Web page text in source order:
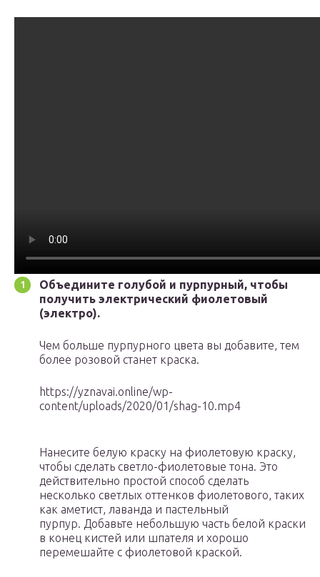
Объедините голубой и пурпурный, чтобы
получить электрический фиолетовый
(электро).
Чем больше пурпурного цвета вы добавите, тем
более розовой станет краска.
https://yznavai.online/wp-
content/uploads/2020/01/shag-10.mp4
Нанесите белую краску на фиолетовую краску,
чтобы сделать светло-фиолетовые тона. Это
действительно простой способ сделать
несколько светлых оттенков фиолетового, таких
как аметист, лаванда и пастельный
пурпур. Добавьте небольшую часть белой краски
в конец кистей или шпателя и хорошо
перемешайте с фиолетовой краской.